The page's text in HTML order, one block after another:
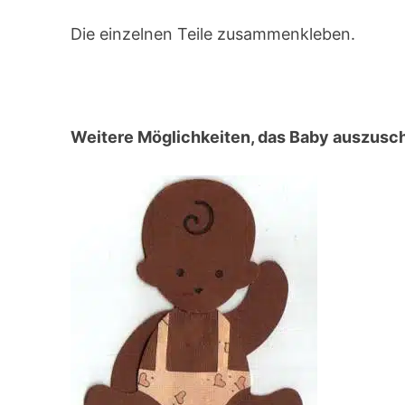
Die einzelnen Teile zusammenkleben.
Weitere Möglichkeiten, das Baby